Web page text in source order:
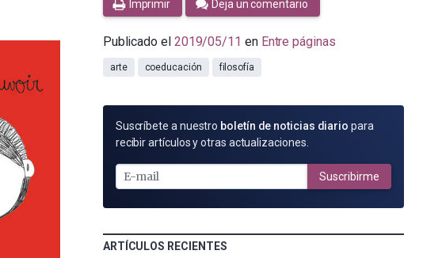
Imprimir Deja un comentario
Publicado el 2019/05/11 en Entre páginas
arte coeducación filosofía
SUSCRÍBETE
POR
MAIL
Suscríbete a nuestro boletín de noticias diario para
recibir artículos y otras actualizaciones.
Suscribirme
ARTÍCULOS RECIENTES